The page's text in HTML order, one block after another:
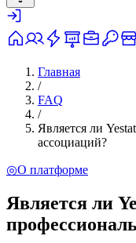
Главная
/
FAQ
/
Является ли
ассоциаций?
◎О платформе
Является ли